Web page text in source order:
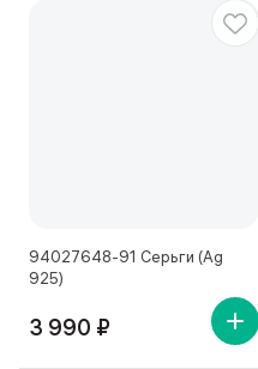
94027648-91 Серьги (Ag
925)
3 990 ₽